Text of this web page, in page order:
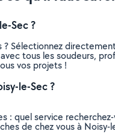
Sec ?
? Sélectionnez
tous les soudeurs,
vos projets !
le-Sec ?
: quel service
de chez vous à